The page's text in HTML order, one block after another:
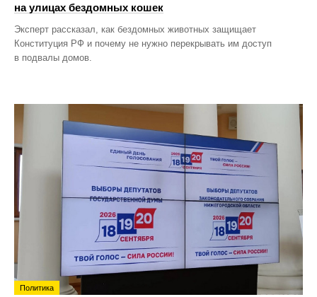
на улицах бездомных кошек
Эксперт рассказал, как бездомных животных защищает
Конституция РФ и почему не нужно перекрывать им доступ
в подвалы домов.
Политика